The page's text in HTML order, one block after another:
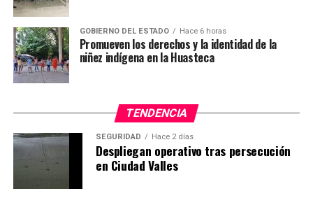
GOBIERNO DEL ESTADO Hace 6 horas
Promueven los derechos y la identidad de la
niñez indígena en la Huasteca
TENDENCIA
SEGURIDAD Hace 2 días
Despliegan operativo tras persecución
en Ciudad Valles